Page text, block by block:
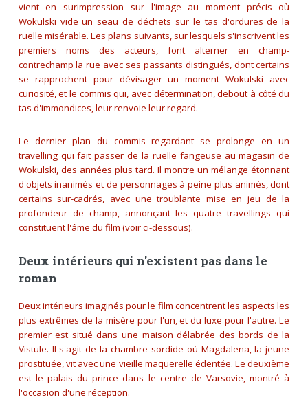
vient en surimpression sur l'image au moment précis où
Wokulski vide un seau de déchets sur le tas d'ordures de la
ruelle misérable. Les plans suivants, sur lesquels s'inscrivent les
premiers noms des acteurs, font alterner en champ-
contrechamp la rue avec ses passants distingués, dont certains
se rapprochent pour dévisager un moment Wokulski avec
curiosité, et le commis qui, avec détermination, debout à côté du
tas d'immondices, leur renvoie leur regard.
Le dernier plan du commis regardant se prolonge en un
travelling qui fait passer de la ruelle fangeuse au magasin de
Wokulski, des années plus tard. Il montre un mélange étonnant
d'objets inanimés et de personnages à peine plus animés, dont
certains sur-cadrés, avec une troublante mise en jeu de la
profondeur de champ, annonçant les quatre travellings qui
constituent l'âme du film (voir ci-dessous).
Deux intérieurs qui n'existent pas dans le
roman
Deux intérieurs imaginés pour le film concentrent les aspects les
plus extrêmes de la misère pour l'un, et du luxe pour l'autre. Le
premier est situé dans une maison délabrée des bords de la
Vistule. Il s'agit de la chambre sordide où Magdalena, la jeune
prostituée, vit avec une vieille maquerelle édentée. Le deuxième
est le palais du prince dans le centre de Varsovie, montré à
l'occasion d'une réception.